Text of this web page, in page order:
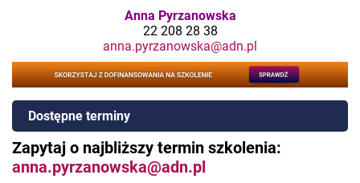
Anna Pyrzanowska
22 208 28 38
anna.pyrzanowska@adn.pl
Dostępne terminy
Zapytaj o najbliższy termin szkolenia:
anna.pyrzanowska@adn.pl